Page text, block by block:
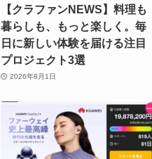
【クラファンNEWS】料理も
暮らしも、もっと楽しく。毎
日に新しい体験を届ける注目
プロジェクト3選
2026年8月1日